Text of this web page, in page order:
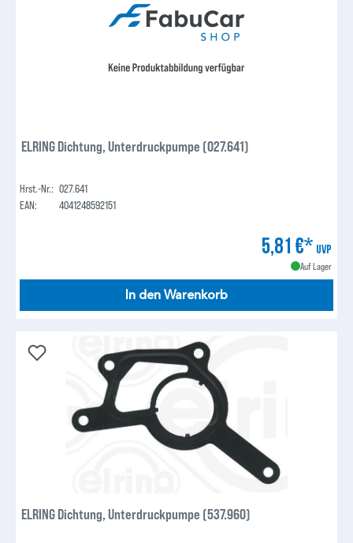
ELRING Dichtung, Unterdruckpumpe (027.641)
Hrst.-Nr.: 027.641
EAN:
4041248592151
5,81 €* UVP
Auf Lager
In den Warenkorb
ELRING Dichtung, Unterdruckpumpe (537.960)